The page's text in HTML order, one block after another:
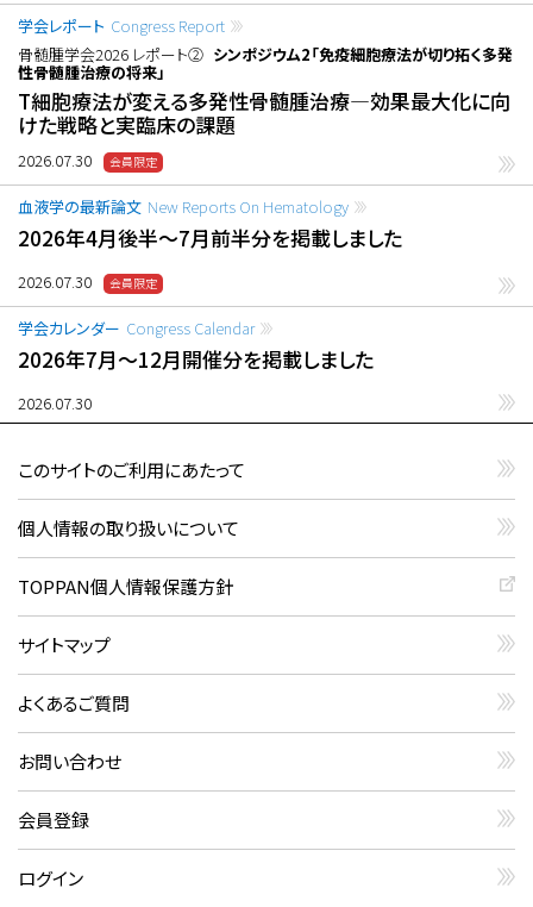
学会レポート Congress Report
骨髄腫学会2026 レポート② シンポジウム2「免疫細胞療法が切り拓く多発
性骨髄腫治療の将来」
T細胞療法が変える多発性骨髄腫治療―効果最大化に向
けた戦略と実臨床の課題
2026.07.30
血液学の最新論文 New Reports On Hematology
2026年4月後半〜7月前半分を掲載しました
2026.07.30
学会カレンダー Congress Calendar
2026年7月〜12月開催分を掲載しました
2026.07.30
このサイトのご利用にあたって
個人情報の取り扱いについて
TOPPAN個人情報保護方針
サイトマップ
よくあるご質問
お問い合わせ
会員登録
ログイン